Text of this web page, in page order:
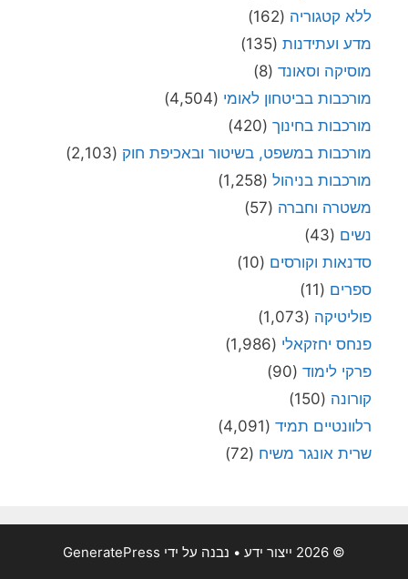
ללא קטגוריה (162)
מדע ועתידנות (135)
מוסיקה וסאונד (8)
מורכבות בביטחון לאומי (4,504)
מורכבות בחינוך (420)
מורכבות במשפט, בשיטור ובאכיפת חוק (2,103)
מורכבות בניהול (1,258)
משטרה וחברה (57)
נשים (43)
סדנאות וקורסים (10)
ספרים (11)
פוליטיקה (1,073)
פנחס יחזקאלי (1,986)
פרקי לימוד (90)
קורונה (150)
רלוונטיים תמיד (4,091)
שרית אונגר משיח (72)
© 2026 ייצור ידע • נבנה על ידי GeneratePress